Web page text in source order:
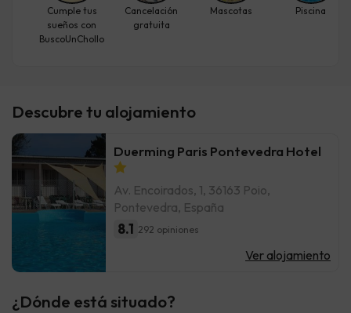
Descubre tu alojamiento
Duerming Paris Pontevedra Hotel
Av. Encoirados, 1, 36163 Poio,
Pontevedra, España
8.1 292 opiniones
Ver alojamiento
¿Dónde está situado?
Cumple tus
sueños con
BuscoUnChollo
Cancelación
gratuita
Mascotas Piscina